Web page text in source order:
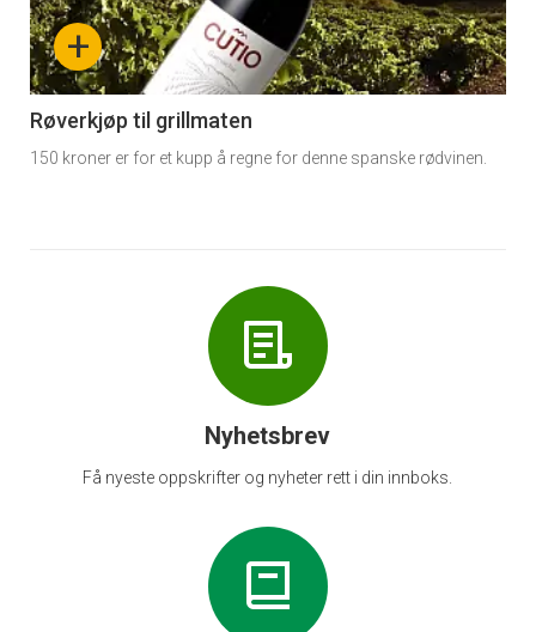
nå
-
6
+
Røverkjøp til grillmaten
150 kroner er for et kupp å regne for denne spanske rødvinen.
Nyhetsbrev
Få nyeste oppskrifter og nyheter rett i din innboks.